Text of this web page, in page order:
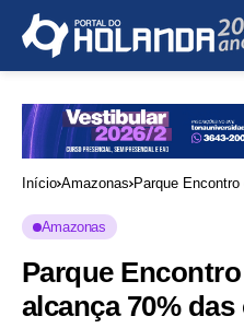
Início Amazonas Parque
Amazonas
Parque
alcança 70%